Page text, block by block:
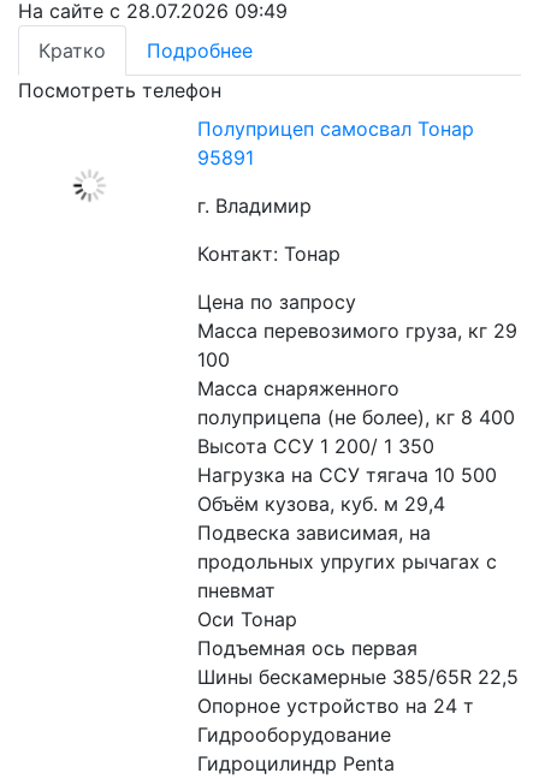
На сайте с 28.07.2026 09:49
Кратко
Подробнее
Посмотреть телефон
Полуприцеп самосвал Тонар
95891
г. Владимир
Контакт: Тонар
Цена по запросу
Масса перевозимого груза, кг 29
100
Масса снаряженного
полуприцепа (не более), кг 8 400
Высота ССУ 1 200/ 1 350
Нагрузка на ССУ тягача 10 500
Объём кузова, куб. м 29,4
Подвеска зависимая, на
продольных упругих рычагах с
пневмат
Оси Тонар
Подъемная ось первая
Шины бескамерные 385/65R 22,5
Опорное устройство на 24 т
Гидрооборудование
Гидроцилиндр Penta